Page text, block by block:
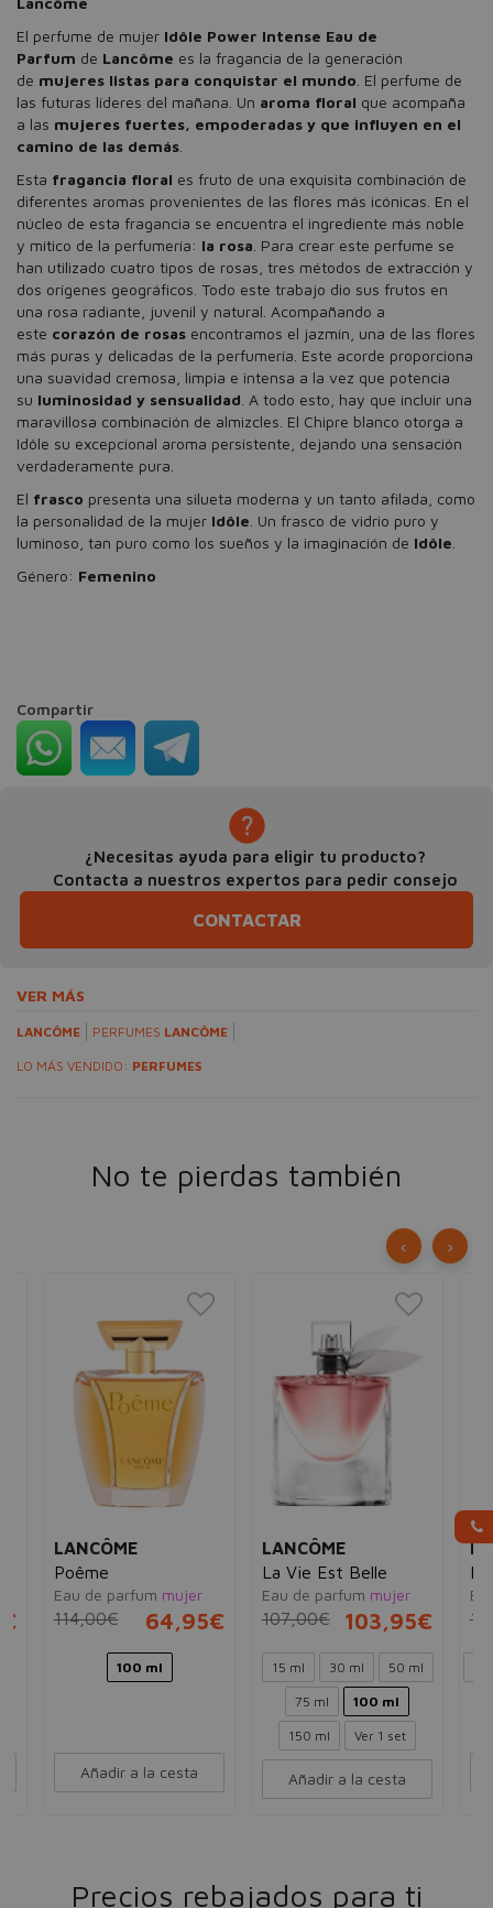
El perfume de mujer Idôle Power Intense Eau de
Parfum de Lancôme es la fragancia de la generación
de mujeres listas para conquistar el mundo . El perfume de
las futuras líderes del mañana. Un aroma floral que acompaña
a las mujeres fuertes, empoderadas y que influyen en el
camino de las demás
Esta fragancia floral es fruto de una exquisita combinación de
diferentes aromas provenientes de las flores más icónicas. En el
núcleo de esta fragancia se encuentra el ingrediente más noble
y mítico de la perfumería: la rosa . Para crear este perfume se
han utilizado cuatro tipos de rosas, tres métodos de extracción y
dos orígenes geográficos. Todo este trabajo dio sus frutos en
una rosa radiante, juvenil y natural. Acompañando a
este corazón de rosas encontramos el jazmín, una de las flores
más puras y delicadas de la perfumería. Este acorde proporciona
una suavidad cremosa, limpia e intensa a la vez que potencia
su luminosidad y sensualidad . A todo esto, hay que incluir una
maravillosa combinación de almizcles. El Chipre blanco otorga a
Idôle su excepcional aroma persistente, dejando una sensación
verdaderamente pura.
El frasco presenta una silueta moderna y un tanto afilada, como
la personalidad de la mujer Idôle . Un frasco de vidrio puro y
luminoso, tan puro como los sueños y la imaginación de Idôle
Género: Femenino
Compartir
¿Necesitas ayuda para eligir tu producto?
Contacta a nuestros expertos para pedir consejo
CONTACTAR
VER MÁS
LANCÔME PERFUMES LANCÔME
LO MÁS VENDIDO: PERFUMES
No te pierdas también
LANCÔME
Poême
Eau de parfum mujer
114,00€ 64,95€
100 ml
Añadir a la cesta
LANCÔME
La Vie Est Belle
Eau de parfum mujer
107,00€ 103,95€
15 ml 30 ml 50 ml
75 ml 100 ml
150 ml Ver 1 set
Añadir a la cesta
‹ ›
Precios rebajados para ti